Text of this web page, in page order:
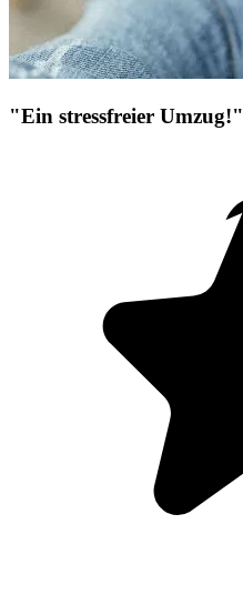
"Ein stressfreier Umzug!"